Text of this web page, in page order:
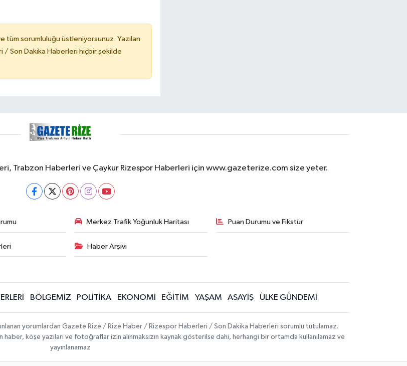
tüm sorumluluğu üstleniyorsunuz. Yazılan
Son Dakika Haberleri hiçbir şekilde
Trabzon Haberleri ve Çaykur Rizespor Haberleri için www.gazeterize.com size yeter.
Merkez Trafik Yoğunluk Haritası Puan Durumu ve Fikstür
Haber Arşivi
BÖLGEMİZ POLİTİKA EKONOMİ EĞİTİM YAŞAM ASAYİŞ ÜLKE GÜNDEMİ
yorumlardan Gazete Rize / Rize Haber / Rizespor Haberleri / Son Dakika Haberleri sorumlu tutulamaz.
haber, köşe yazıları ve fotoğraflar izin alınmaksızın kaynak gösterilse dahi, herhangi bir ortamda kullanılamaz ve
yayınlanamaz